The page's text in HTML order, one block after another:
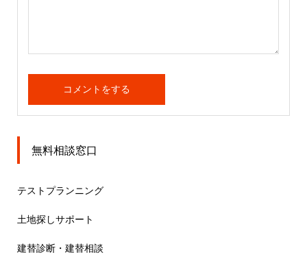
無料相談窓口
テストプランニング
土地探しサポート
建替診断・建替相談